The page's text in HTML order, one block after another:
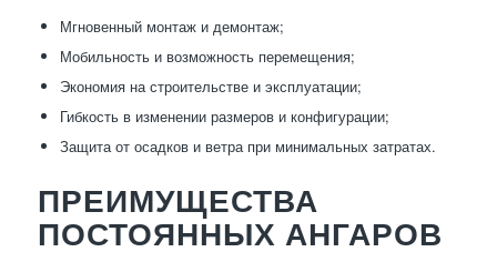
Мгновенный монтаж и демонтаж;
Мобильность и возможность перемещения;
Экономия на строительстве и эксплуатации;
Гибкость в изменении размеров и конфигурации;
Защита от осадков и ветра при минимальных затратах.
ПРЕИМУЩЕСТВА
ПОСТОЯННЫХ АНГАРОВ